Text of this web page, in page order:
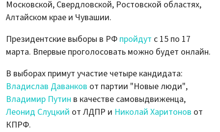
Московской, Свердловской, Ростовской областях,
Алтайском крае и Чувашии.
Президентские выборы в РФ пройдут с 15 по 17
марта. Впервые проголосовать можно будет онлайн.
В выборах примут участие четыре кандидата:
Владислав Даванков от партии "Новые люди",
Владимир Путин в качестве самовыдвиженца,
Леонид Слуцкий от ЛДПР и Николай Харитонов от
КПРФ.